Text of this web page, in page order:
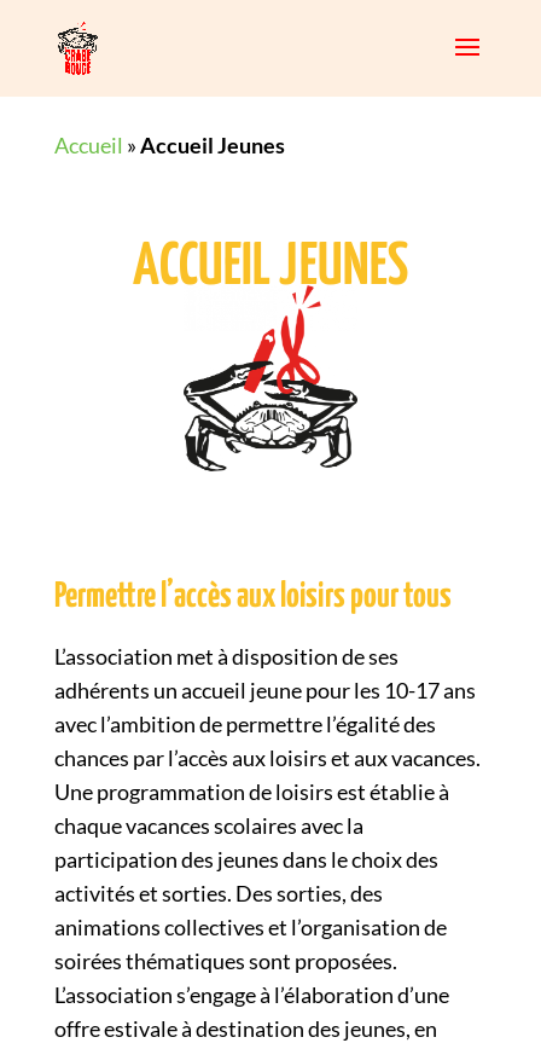
Accueil »Accueil Jeunes
ACCUEIL JEUNES
Permettre l’accès aux loisirs pour tous
L’association met à disposition de ses
adhérents un accueil jeune pour les 10-17 ans
avec l’ambition de permettre l’égalité des
chances par l’accès aux loisirs et aux vacances.
Une programmation de loisirs est établie à
chaque vacances scolaires avec la
participation des jeunes dans le choix des
activités et sorties. Des sorties, des
animations collectives et l’organisation de
soirées thématiques sont proposées.
L’association s’engage à l’élaboration d’une
offre estivale à destination des jeunes, en